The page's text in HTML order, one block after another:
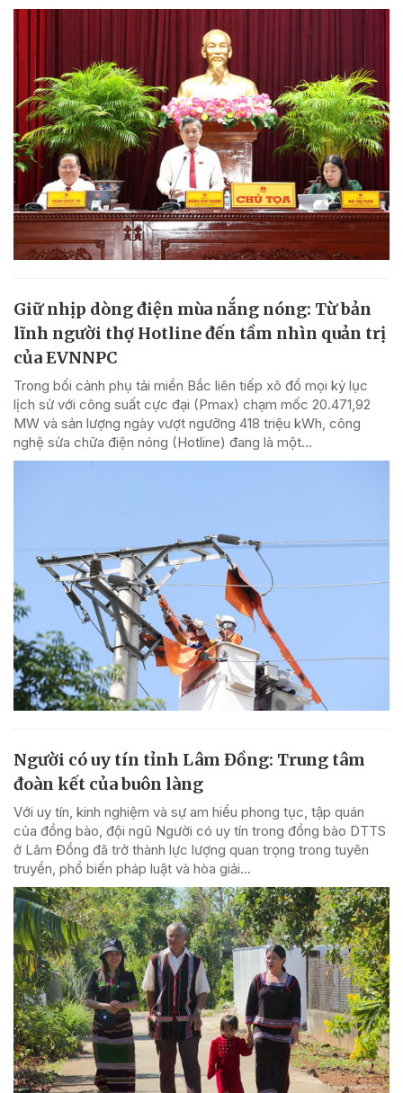
Giữ nhịp dòng điện mùa nắng nóng: Từ bản
lĩnh người thợ Hotline đến tầm nhìn quản trị
của EVNNPC
Trong bối cảnh phụ tải miền Bắc liên tiếp xô đổ mọi kỷ lục
lịch sử với công suất cực đại (Pmax) chạm mốc 20.471,92
MW và sản lượng ngày vượt ngưỡng 418 triệu kWh, công
nghệ sửa chữa điện nóng (Hotline) đang là một...
Người có uy tín tỉnh Lâm Đồng: Trung tâm
đoàn kết của buôn làng
Với uy tín, kinh nghiệm và sự am hiểu phong tục, tập quán
của đồng bào, đội ngũ Người có uy tín trong đồng bào DTTS
ở Lâm Đồng đã trở thành lực lượng quan trọng trong tuyên
truyền, phổ biến pháp luật và hòa giải...